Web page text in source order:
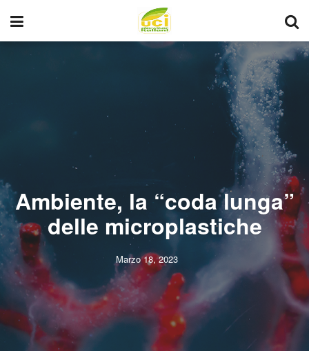
Ambiente, la “coda lunga”
delle microplastiche
Marzo 18, 2023